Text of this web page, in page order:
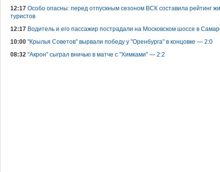
12:17 Особо опасны: перед отпускным сезоном ВСК составила рейтинг
туристов
12:17 Водитель и его пассажир пострадали на Московском шоссе в
10:00 "Крылья Советов" вырвали победу у "Оренбурга" в концовке — 2:0
08:32 "Акрон" сыграл вничью в матче с "Химками" — 2:2